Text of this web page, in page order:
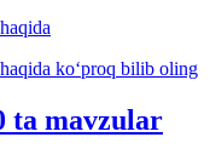
koʻproq bilib oling
ta mavzular